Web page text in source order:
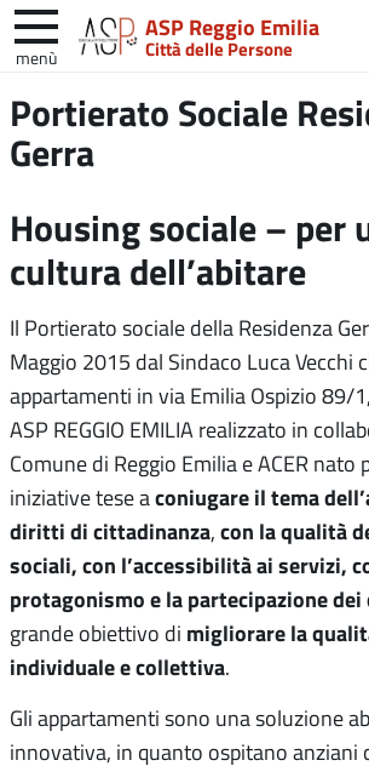
ASP Reggio Emilia
Città delle Persone
menù
nel
sito
Portierato Sociale
Gerra
Housing sociale – per
cultura dell’abitare
Il Portierato sociale della Residenza
Maggio 2015 dal Sindaco Luca Vecchi
appartamenti in via Emilia Ospizio 89/
ASP REGGIO EMILIA realizzato in
Comune di Reggio Emilia e ACER nato
iniziative tese aconiugare il tema
diritti di cittadinanza, con la qualità
sociali, con l’accessibilità ai servizi,
protagonismo e la partecipazione
grande obiettivo di migliorare la
individuale e collettiva.
Gli appartamenti sono una soluzione
innovativa, in quanto ospitano anziani